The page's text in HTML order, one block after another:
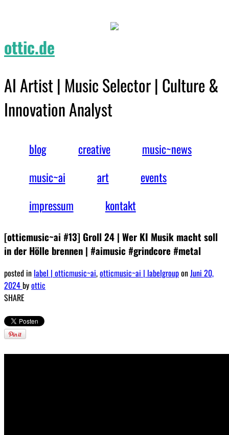
ottic.de
AI Artist | Music Selector | Culture &
Innovation Analyst
blog creative
music~news
music~ai
art
events
impressum
kontakt
[otticmusic~ai #13] Groll 24 | Wer KI Musik macht soll
in der Hölle brennen | #aimusic #grindcore #metal
posted in label | otticmusic~ai,otticmusic~ai | labelgrouponJuni 20,
2024byottic
SHARE